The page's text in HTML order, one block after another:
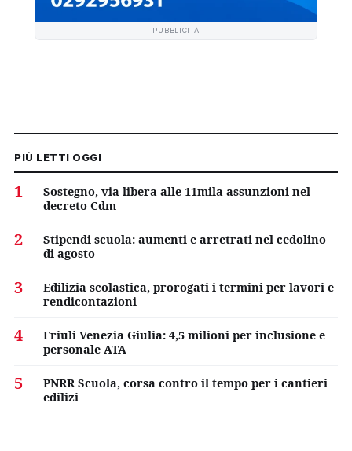
PUBBLICITÀ
PIÙ LETTI OGGI
1
Sostegno, via libera alle 11mila assunzioni nel
decreto Cdm
2
Stipendi scuola: aumenti e arretrati nel cedolino
di agosto
3
Edilizia scolastica, prorogati i termini per lavori e
rendicontazioni
4
Friuli Venezia Giulia: 4,5 milioni per inclusione e
personale ATA
5
PNRR Scuola, corsa contro il tempo per i cantieri
edilizi